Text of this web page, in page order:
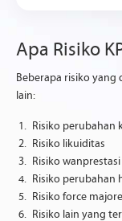
Apa Risiko
Beberapa risiko yang
lain:
Risiko perubahan
Risiko likuiditas
Risiko
Risiko perubahan
Risiko force
Risiko lain yang